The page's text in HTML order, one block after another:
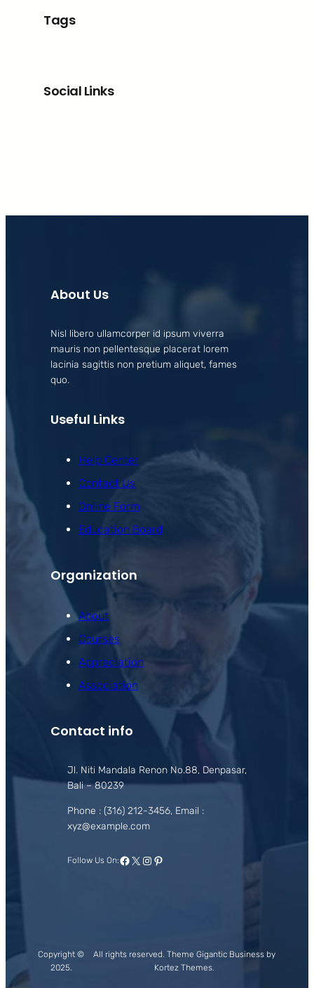
Tags
Social Links
About Us
Nisl libero ullamcorper id ipsum viverra
mauris non pellentesque placerat lorem
lacinia sagittis non pretium aliquet, fames
quo.
Useful Links
Help Center
Contact Us
Online Form
Education Board
Organization
About
Courses
Appreciation
Association
Contact info
Jl. Niti Mandala Renon No.88, Denpasar,
Bali – 80239
Phone : (316) 212-3456, Email :
xyz@example.com
Follow Us On:Facebook
X Instagram
Pinterest
Copyright ©
2025.
All rights reserved. Theme Gigantic Business by
Kortez Themes.